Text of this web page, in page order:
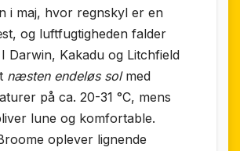
i maj, hvor regnskyl er en
og luftfugtigheden falder
Darwin, Kakadu og Litchfield
næsten endeløs solmed
på ca. 20-31 °C, mens
lune og komfortable.
oplever lignende